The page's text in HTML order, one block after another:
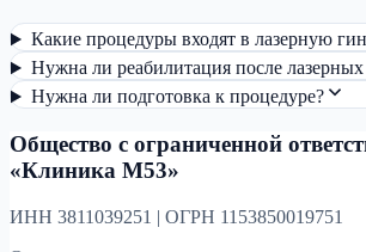
Какие процедуры входят в лазерную
Нужна ли реабилитация после
Нужна ли подготовка к процедуре?
Общество с ограниченной
«Клиника М53»
ИНН 3811039251 | ОГРН 1153850019751